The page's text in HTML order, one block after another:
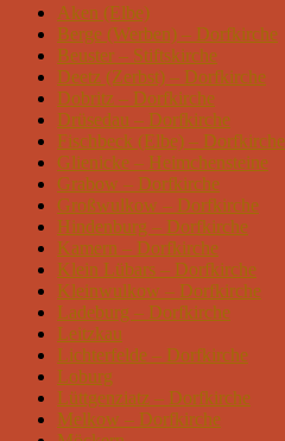
Aken (Elbe)
Berge (Werben) – Dorfkirche
Beuster – Stiftskirche
Deetz (Zerbst) – Dorfkirche
Dobritz – Dorfkirche
Drüsedau – Dorfkirche
Fischbeck (Elbe) – Dorfkirche
Glienicke – Heimchensteine
Grabow – Dorfkirche
Großwulkow – Dorfkirche
Hindenburg – Dorfkirche
Kamern – Dorfkirche
Klein Lübars – Dorfkirche
Kleinwulkow – Dorfkirche
Ladeburg – Dorfkirche
Leitzkau
Lichterfelde – Dorfkirche
Loburg
Lüttgenziatz – Dorfkirche
Melkow – Dorfkirche